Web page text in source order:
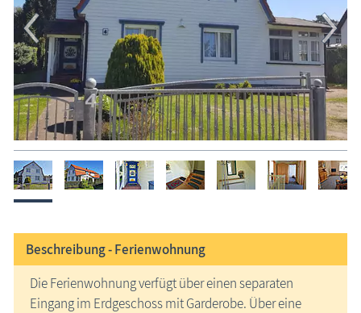
Beschreibung -Ferienwohnung
Die Ferienwohnung verfügt über einen separaten
Eingang im Erdgeschoss mit Garderobe. Über eine